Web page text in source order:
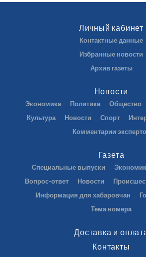
Личный кабинет
Контактные данные
Избранные новости
Архив газеты
Новости
Экономика Политика Общество
Культура
Новости Спорт
Комментарии
Газета
Специальные выпуски
Вопрос-ответ
Новости
Информация для хабаровчан
Тема номера
Доставка и
Контакты